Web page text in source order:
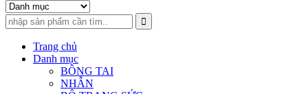
Trang chủ
Danh mục
BÔNG TAI
NHẪN